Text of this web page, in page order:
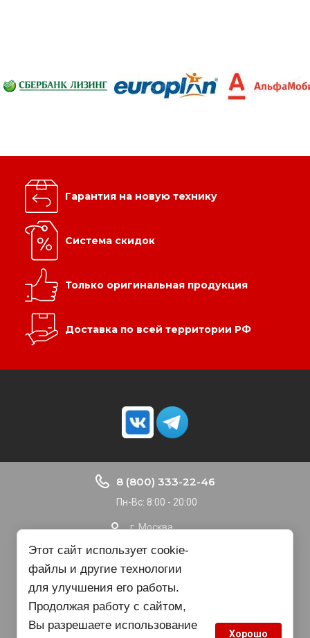
Гарантия на новую технику
Система скидок
Только оригинальная продукция
Доставка по всей территории РФ
Copyright © 2015 - 2025
8 (800) 333-22-46
Пн-Вс: 8:00 - 20:00
г. Москва
Этот сайт использует cookie-
файлы и другие технологии
для улучшения его работы.
Продолжая работу с сайтом,
Вы разрешаете использование
Хорошо